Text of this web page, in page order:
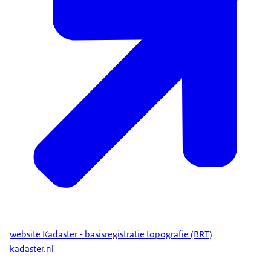
website Kadaster - basisregistratie topografie (BRT)
kadaster.nl